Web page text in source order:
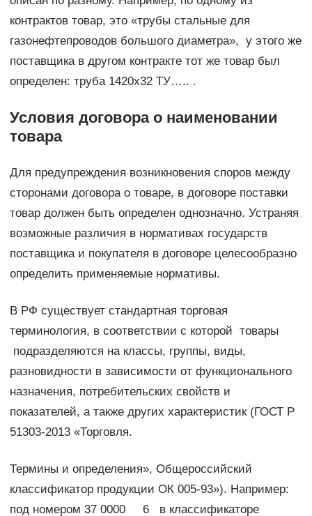
контрактов товар, это «трубы стальные для
газонефтепроводов большого диаметра», у этого же
поставщика в другом контракте тот же товар был
определен: труба 1420х32 ТУ….. .
Условия договора о наименовании
товара
Для предупреждения возникновения споров между
сторонами договора о товаре, в договоре поставки
товар должен быть определен однозначно. Устраняя
возможные различия в нормативах государств
поставщика и покупателя в договоре целесообразно
определить применяемые нормативы.
В РФ существует стандартная торговая
терминология, в соответствии с которой товары
подразделяются на классы, группы, виды,
разновидности в зависимости от функционального
назначения, потребительских свойств и
показателей, а также других характеристик (ГОСТ Р
51303-2013 «Торговля.
Термины и определения», Общероссийский
классификатор продукции ОК 005-93»). Например:
под номером 37 0000 6 в классификаторе